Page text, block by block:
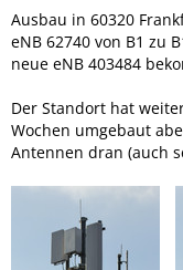
Ausbau in 60320
eNB 62740 von B1 zu
neue eNB 403484
Der Standort hat
Wochen umgebaut
Antennen dran (auch